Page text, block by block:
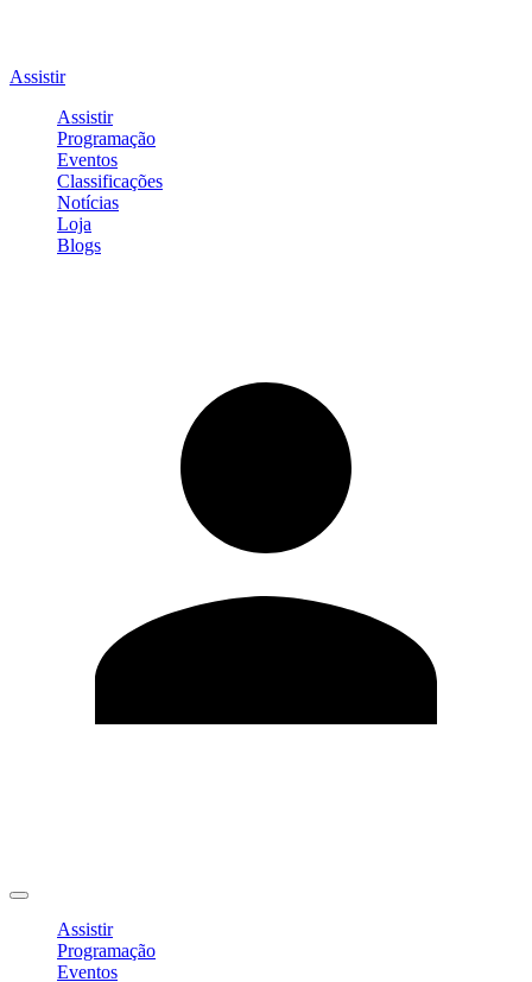
Assistir
Assistir
Programação
Eventos
Classificações
Notícias
Loja
Blogs
Assistir
Programação
Eventos